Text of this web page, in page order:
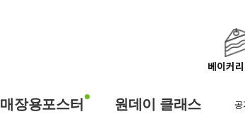
베이커
매장용포스터 원데이 클래스 공